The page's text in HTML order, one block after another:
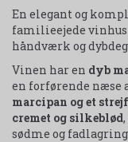
En elegant og
familieejede vinhus
håndværk og
Vinen har en dyb
en forførende næse
marcipan og et
cremet og silkeblød
sødme og